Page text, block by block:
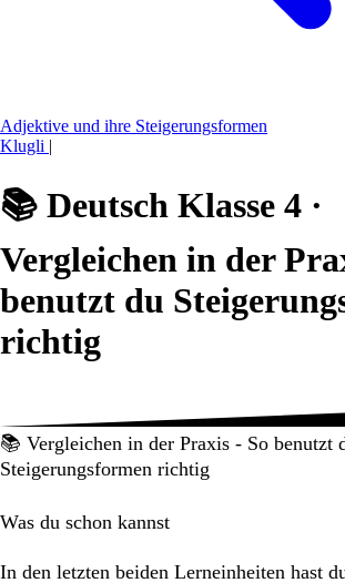
Adjektive und ihre Steigerungsformen
Klugli |
📚 Deutsch Klasse 4 ·
Vergleichen in der
benutzt du
richtig
📚 Vergleichen in der Praxis - So benutzt
Steigerungsformen richtig
Was du schon kannst
In den letzten beiden Lerneinheiten hast